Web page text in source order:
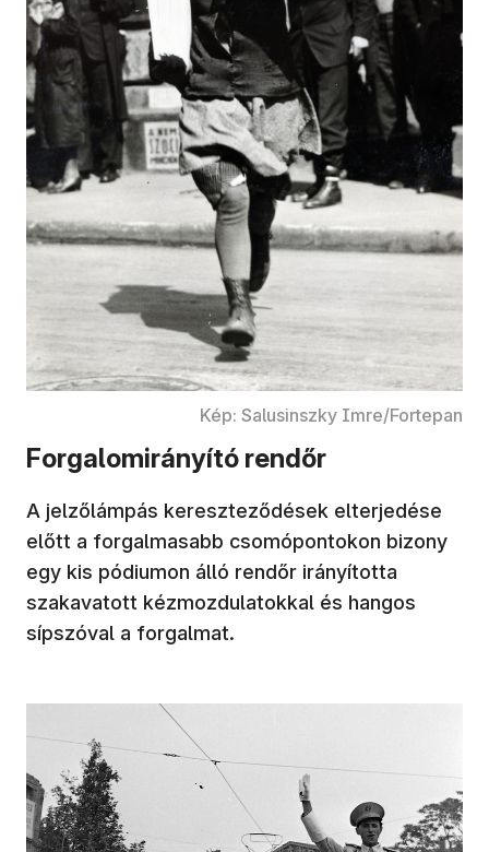
Kép: Salusinszky Imre/Fortepan
Forgalomirányító rendőr
A jelzőlámpás kereszteződések elterjedése
előtt a forgalmasabb csomópontokon bizony
egy kis pódiumon álló rendőr irányította
szakavatott kézmozdulatokkal és hangos
sípszóval a forgalmat.